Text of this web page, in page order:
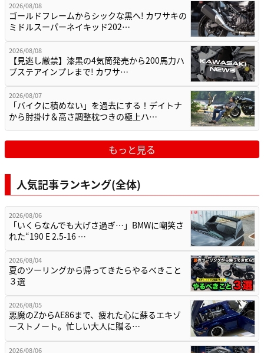
2026/08/08
ゴールドフレームからシックな黒へ! カワサキの
ミドルスーパーネイキッド202…
2026/08/08
【見逃し厳禁】漆黒の4気筒発売から200馬力ハ
ブステアインプレまで! カワサ…
2026/08/07
「バイクに積めない」を過去にする！デイトナ
から肘掛け＆高さ調整枕つきの極上ハ…
もっと見る
人気記事ランキング(全体)
2026/08/06
「いくらなんでも大げさ過ぎ…」BMWに嘲笑さ
れた“190 E 2.5-16 …
2026/08/04
夏のツーリングから帰ってきたらやるべきこと
３選
2026/08/05
悪魔のZからAE86まで、疲れた心に蘇るエキゾ
ーストノート。忙しい大人に贈る…
2026/08/06